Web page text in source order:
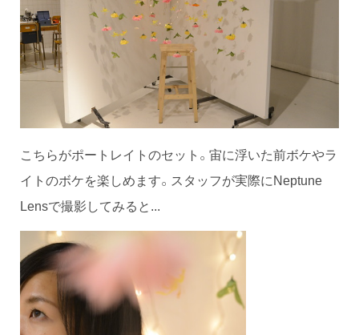
こちらがポートレイトのセット。宙に浮いた前ボケやラ
イトのボケを楽しめます。スタッフが実際にNeptune
Lensで撮影してみると...